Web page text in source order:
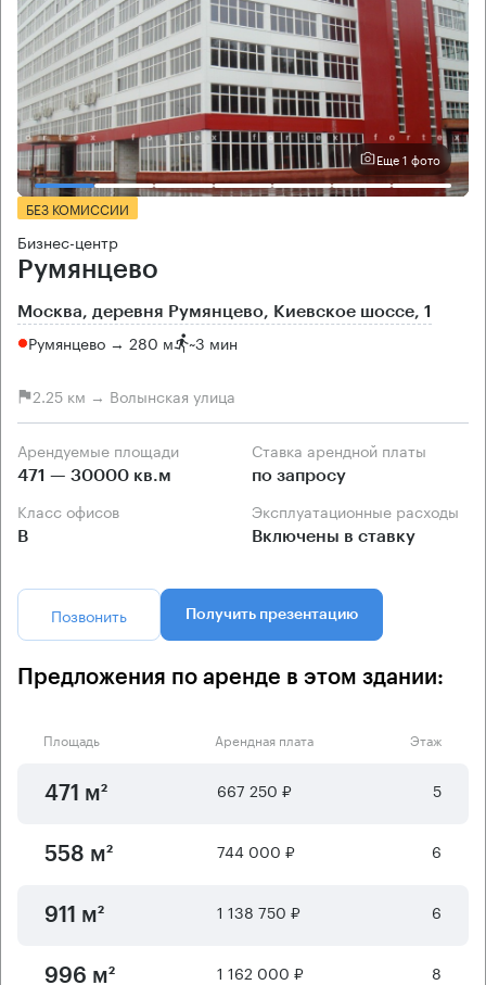
Еще 1 фото
БЕЗ КОМИССИИ
Бизнес-центр
Румянцево
Москва, деревня Румянцево, Киевское шоссе, 1
Румянцево → 280 м ~3 мин
2.25 км → Волынская улица
Арендуемые площади
471 — 30000 кв.м
Ставка арендной платы
по запросу
Класс офисов
B
Эксплуатационные расходы
Включены в ставку
Позвонить Получить презентацию
Предложения по аренде в этом здании:
Площадь Арендная плата Этаж
471 м² 667 250 ₽ 5
558 м² 744 000 ₽ 6
911 м² 1 138 750 ₽ 6
996 м² 1 162 000 ₽ 8